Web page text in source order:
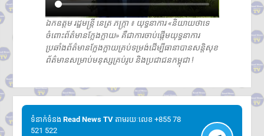
ឯកឧត្តម រដ្ឋមន្ត្រី នេត្រ ភក្រ្តា ៖ យុទ្ធនាការ «និយាយថាទេ
ចំពោះព័ត៌មានក្លែងក្លាយ» គឺជាការចាប់ផ្តើមយុទ្ធនាការ
ប្រឆាំងព័ត៌មានក្លែងក្លាយគ្រប់ទម្រង់ដើម្បីធានាបានសន្តិសុខ
ព័ត៌មានសម្រាប់មនុស្សគ្រប់រូប និងប្រជាជនកម្ពុជា !
ទំនាក់ទំនង​​ Read News TV តាមរយៈលេខ +855 78
521 522